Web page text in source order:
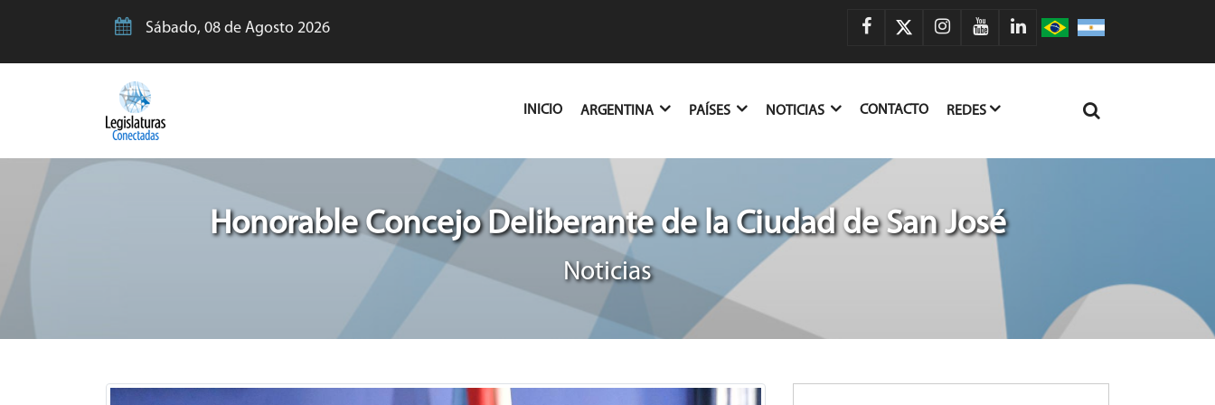
Sábado, 08 de Agosto 2026
INICIO(CURRENT)
ARGENTINA PAÍSES NOTICIAS CONTACTO REDES
Honorable Concejo Deliberante de la Ciudad de San José
Noticias